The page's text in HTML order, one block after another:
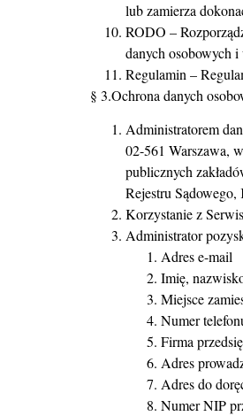
lub zamierza
RODO –
danych osobowych
Regulamin –
§ 3.Ochrona danych
Administratorem
02-561 Warszawa,
publicznych
Rejestru
Korzystanie z
Administrator
Adres e-mail
Imię,
Miejsce
Numer
Firma
Adres
Adres do
Numer NIP